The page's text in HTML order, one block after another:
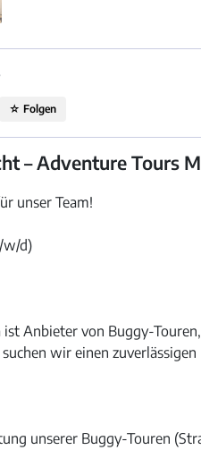
☆ Folgen
– Adventure Tours
unser Team!
w/d)
Anbieter von Buggy-
wir einen
unserer Buggy-Touren